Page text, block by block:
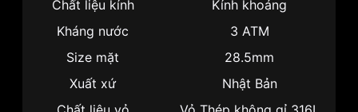
Chất liệu kính
Kính khoáng
Kháng nước
3 ATM
Size mặt
28.5mm
Xuất xứ
Nhật Bản